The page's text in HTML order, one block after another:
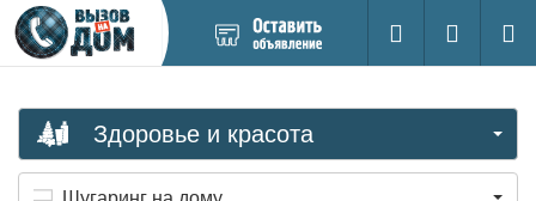
новое
Поиск
Вход на
Здоровье и красота